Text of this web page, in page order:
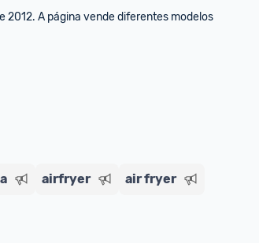
2012. A página vende diferentes modelos
airfryer air fryer